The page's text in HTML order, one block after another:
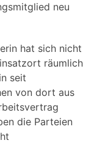
neu
hat sich nicht
räumlich
seit
von dort aus
die Parteien